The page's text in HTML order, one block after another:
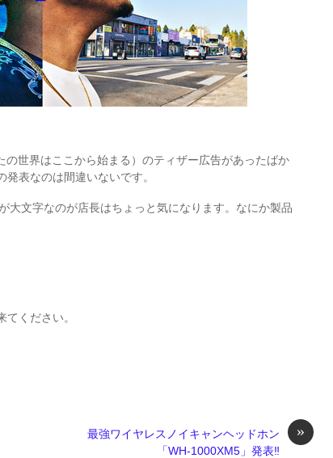
世界はここから始まる）のティザー広告があったばか
表なのは間違いないです。
大文字なのが店長はちょっと気になります。なにか製品
ください。
»
最強ワイヤレスノイキャンヘッドホン
「WH-1000XM5」発表‼